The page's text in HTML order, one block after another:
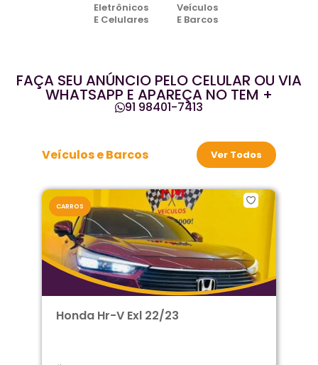
Eletrônicos
E Celulares
Veículos
E Barcos
FAÇA SEU ANÚNCIO PELO CELULAR OU VIA
WHATSAPP E APAREÇA NO TEM +
91 98401-7413
Veículos e Barcos Ver Todos
Honda Hr-V Exl 22/23
CARROS